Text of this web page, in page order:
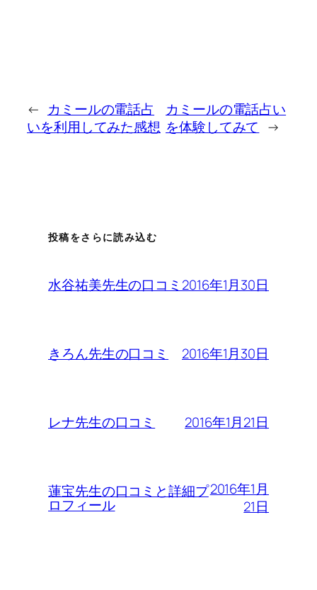
← カミールの電話占
いを利用してみた感想
カミールの電話占い
を体験してみて →
投稿をさらに読み込む
水谷祐美先生の口コミ 2016年1月30日
きろん先生の口コミ 2016年1月30日
レナ先生の口コミ 2016年1月21日
蓮宝先生の口コミと詳細プ
ロフィール
2016年1月
21日